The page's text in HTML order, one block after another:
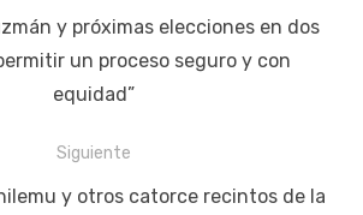
y próximas elecciones en dos
un proceso seguro y con
equidad”
Siguiente
y otros catorce recintos de la